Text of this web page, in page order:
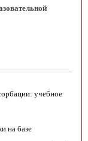
учебное
на базе